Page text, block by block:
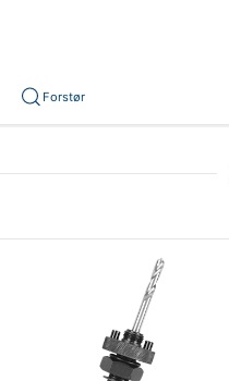
Forstør